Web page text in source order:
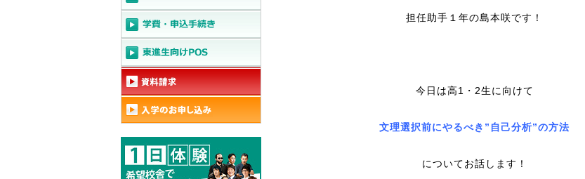
担任助手１年の島本咲です！
今日は高1・2生に向けて
文理選択前にやるべき”自己分析”の方法
についてお話します！